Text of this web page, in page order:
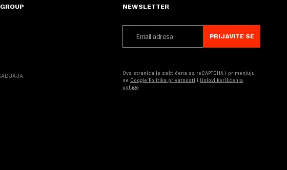
NEWSLETTER
PRIJAVITE SE
Ova stranica je zaštićena sa reCAPTCHA i primenjuju
se Google Politika privatnosti i Uslovi korišćenja
usluge